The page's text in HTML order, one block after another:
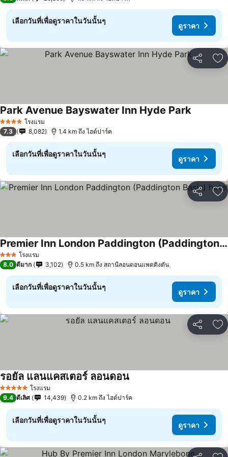
เลือกวันที่เพื่อดูราคาในวันนั้นๆ
ดูราคา
แชร์ เ
4 ดาว โรงแรม
Park Avenue Bayswater Inn Hyde Park
7.3 8,082 1.4 km ถึง ไฮด์ปาร์ค
เลือกวันที่เพื่อดูราคาในวันนั้นๆ
ดูราคา
แชร์ เ
3 ดาว โรงแรม
Premier Inn London Paddington (Paddington Basin) hotel
8.0 ดีมาก 3,102 0.5 km ถึง สถานีลอนดอนแพดดิงตัน
เลือกวันที่เพื่อดูราคาในวันนั้นๆ
ดูราคา
แชร์ เ
5 ดาว โรงแรม
รอยัล แลนแคสเตอร์ ลอนดอน
9.4 ดีเลิศ 14,439 0.2 km ถึง ไฮด์ปาร์ค
เลือกวันที่เพื่อดูราคาในวันนั้นๆ
ดูราคา